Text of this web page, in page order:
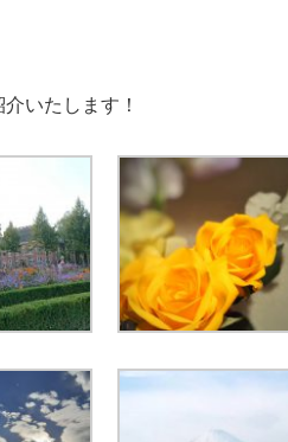
いたします！